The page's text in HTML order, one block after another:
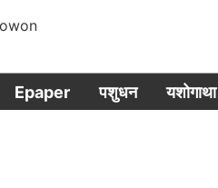
Epaper पशुधन यशोगाथा